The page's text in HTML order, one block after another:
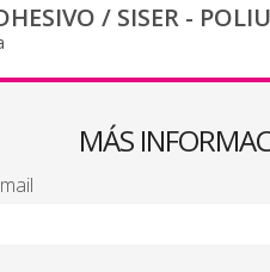
/ SISER -
MÁS